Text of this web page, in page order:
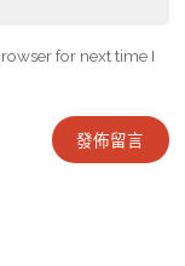
for next time I